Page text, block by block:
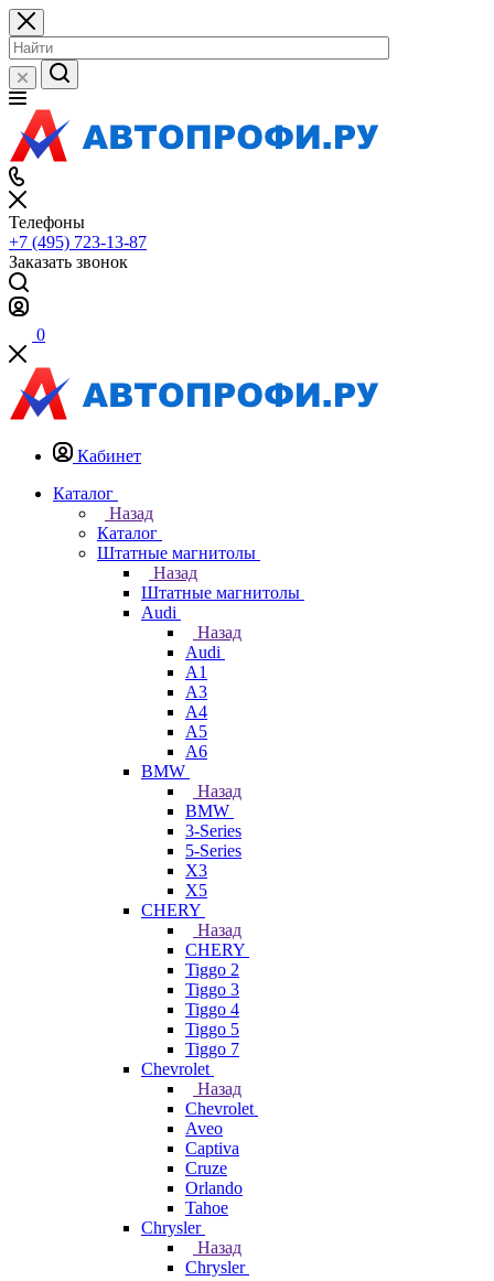
Телефоны
+7 (495) 723-13-87
Заказать звонок
0
Кабинет
Каталог
Назад
Каталог
Штатные магнитолы
Назад
Штатные магнитолы
Audi
Назад
Audi
A1
A3
A4
A5
A6
BMW
Назад
BMW
3-Series
5-Series
X3
X5
CHERY
Назад
CHERY
Tiggo 2
Tiggo 3
Tiggo 4
Tiggo 5
Tiggo 7
Chevrolet
Назад
Chevrolet
Aveo
Captiva
Cruze
Orlando
Tahoe
Chrysler
Назад
Chrysler